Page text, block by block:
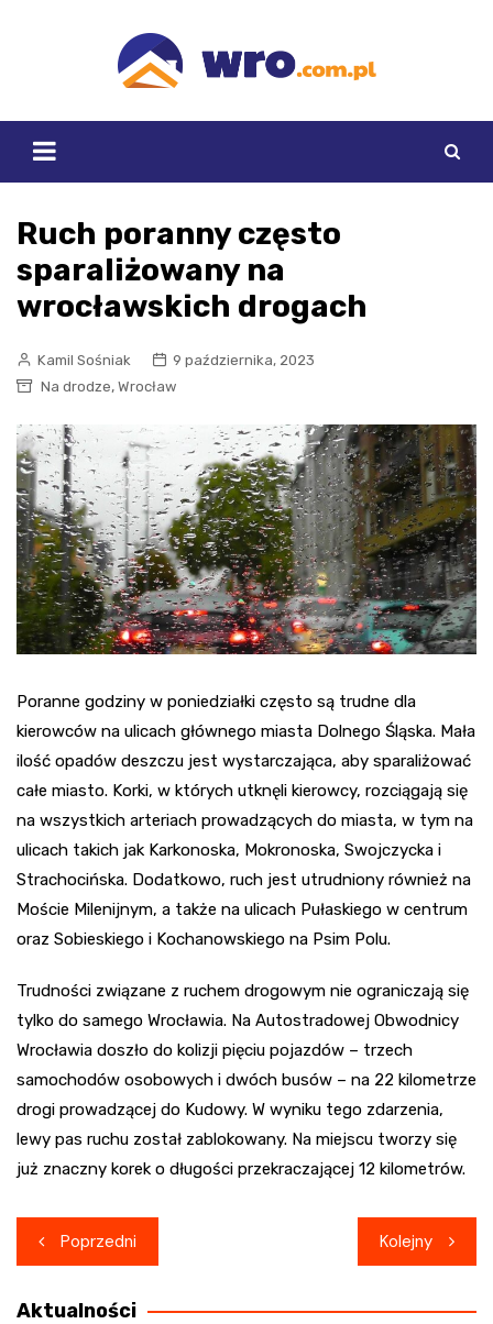
Ruch poranny często
sparaliżowany na
wrocławskich drogach
Kamil Sośniak
9 października, 2023
Na drodze, Wrocław
Poranne godziny w poniedziałki często są trudne dla
kierowców na ulicach głównego miasta Dolnego Śląska. Mała
ilość opadów deszczu jest wystarczająca, aby sparaliżować
całe miasto. Korki, w których utknęli kierowcy, rozciągają się
na wszystkich arteriach prowadzących do miasta, w tym na
ulicach takich jak Karkonoska, Mokronoska, Swojczycka i
Strachocińska. Dodatkowo, ruch jest utrudniony również na
Moście Milenijnym, a także na ulicach Pułaskiego w centrum
oraz Sobieskiego i Kochanowskiego na Psim Polu.
Trudności związane z ruchem drogowym nie ograniczają się
tylko do samego Wrocławia. Na Autostradowej Obwodnicy
Wrocławia doszło do kolizji pięciu pojazdów – trzech
samochodów osobowych i dwóch busów – na 22 kilometrze
drogi prowadzącej do Kudowy. W wyniku tego zdarzenia,
lewy pas ruchu został zablokowany. Na miejscu tworzy się
już znaczny korek o długości przekraczającej 12 kilometrów.
Nawigacja
wpisu
Poprzedni Kolejny
Aktualności